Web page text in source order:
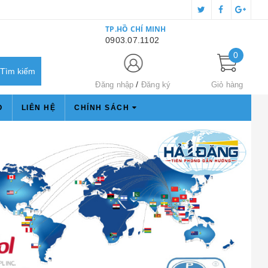
TP.HỒ CHÍ MINH
0903.07.1102
Đăng nhập Đăng ký
0
Giỏ hàng
LIÊN HỆ CHÍNH SÁCH